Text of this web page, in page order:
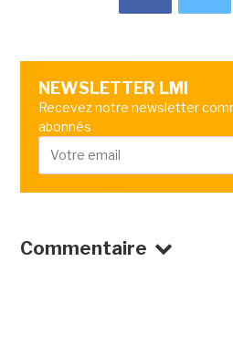
NEWSLETTER LMI
Recevez notre newsletter
abonnés
Commentaire